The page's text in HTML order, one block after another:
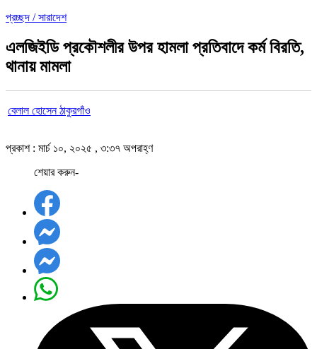
প্রচ্ছদ /সারাদেশ
এলজিইডি প্রকৌশলীর উপর হামলা প্রতিবাদে কর্ম বিরতি,
থানায় মামলা
বেলাল হোসেন ঠাকুরগাঁও
প্রকাশ : মার্চ ১০, ২০২৫ , ৩:৩৭ অপরাহ্ণ
শেয়ার করুন-